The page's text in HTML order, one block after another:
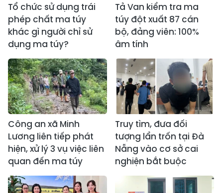
Tổ chức sử dụng trái
phép chất ma túy
khác gì người chỉ sử
dụng ma túy?
Tả Van kiểm tra ma
túy đột xuất 87 cán
bộ, đảng viên: 100%
âm tính
Công an xã Minh
Lương liên tiếp phát
hiện, xử lý 3 vụ việc liên
quan đến ma túy
Truy tìm, đưa đối
tượng lẩn trốn tại Đà
Nẵng vào cơ sở cai
nghiện bắt buộc